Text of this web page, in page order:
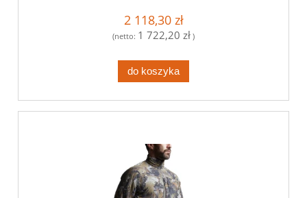
2 118,30 zł
(netto: 1 722,20 zł )
do koszyka